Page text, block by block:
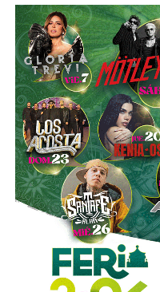
para nada”,significan
poner la pasión en la
y así todo se
Para que la democracia
motivación de votar sea
nuestros intereses
comunidad, nuestro
un asunto de la razón,
personales, sino de la
la patria, por la matria,
no es lo que importa,
participar.
¿Por quién votamos?